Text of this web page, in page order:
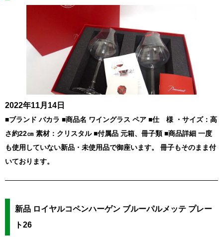
2022年11月14日
■ブランド バカラ ■商品名 ワイングラス ペア ■仕 様 ・サイズ：高
さ約22㎝ 素材：クリスタル ■付属品 元箱、冊子類 ■商品詳細 一度
も使用していない新品・未使用品で御座います。 冊子もそのまま付
いております。
新品 ロイヤルコペンハーゲン ブルーパルメッテ プレー
ト26